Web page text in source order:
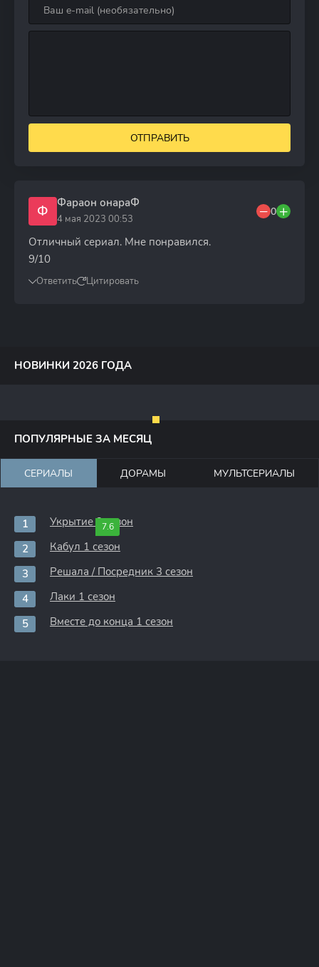
ОТПРАВИТЬ
Ф Фараон онараФ
4 мая 2023 00:53
0
Отличный сериал. Мне понравился.
9/10
Ответить Цитировать
НОВИНКИ 2026 ГОДА
ПОПУЛЯРНЫЕ ЗА МЕСЯЦ
СЕРИАЛЫ ДОРАМЫ МУЛЬТСЕРИАЛЫ
7.6
Укрытие 3 сезон
Кабул 1 сезон
Решала / Посредник 3 сезон
Лаки 1 сезон
Вместе до конца 1 сезон